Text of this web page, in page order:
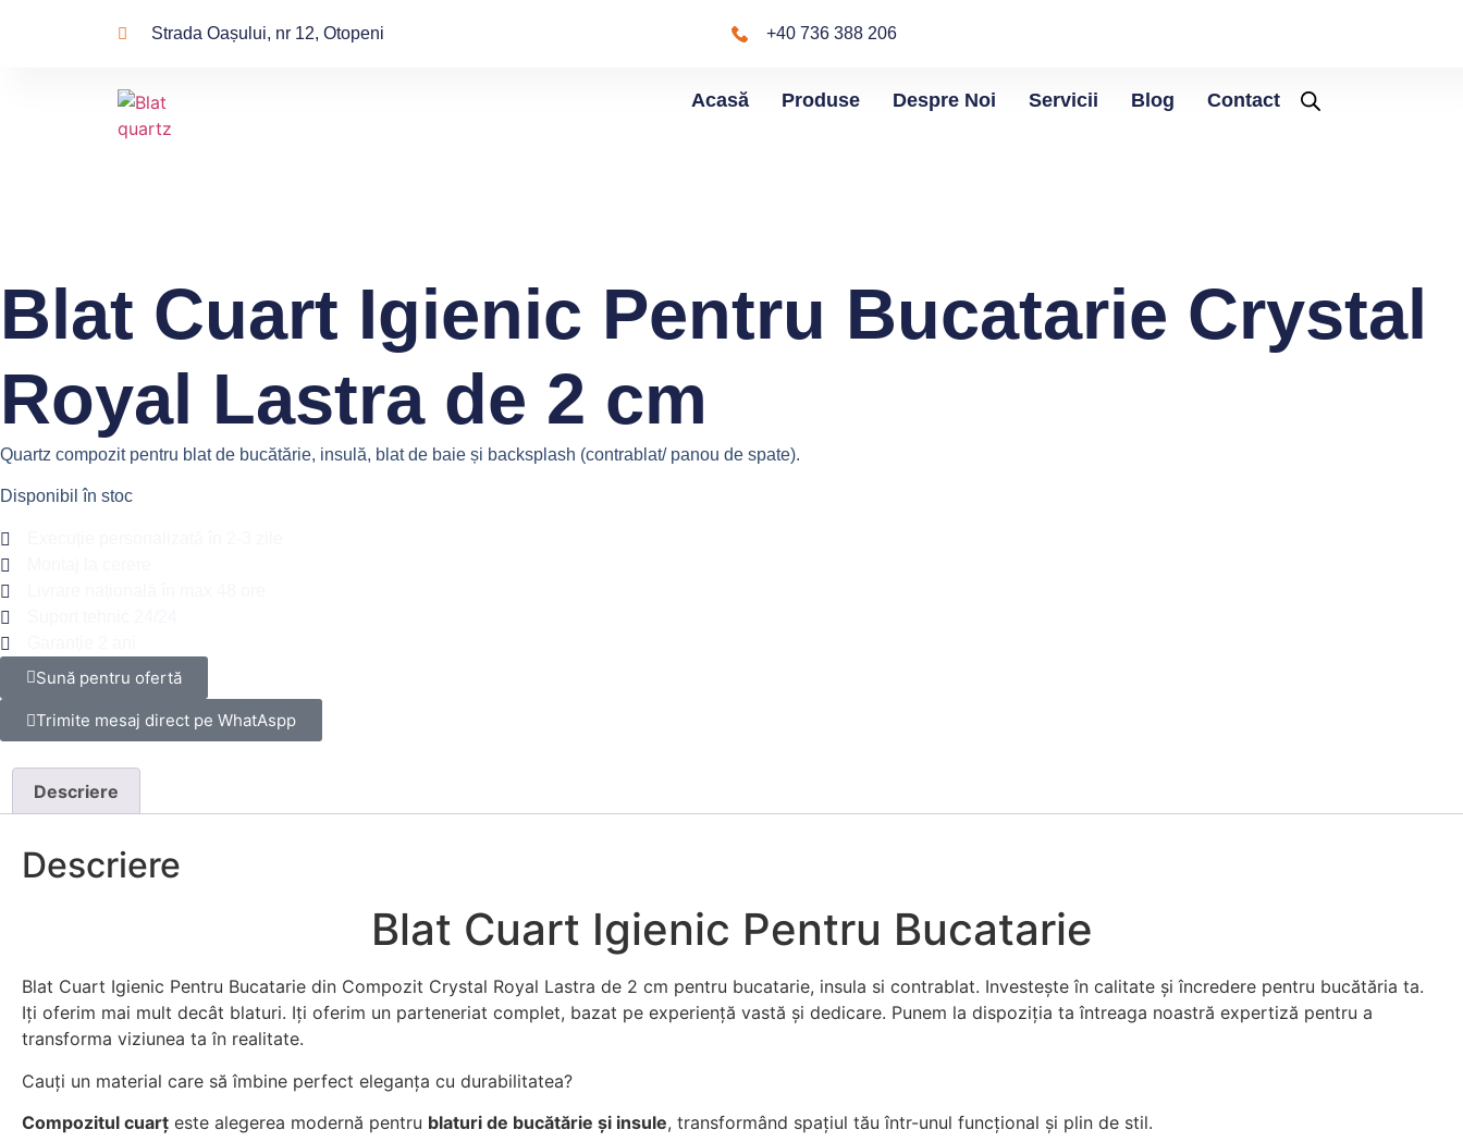
Strada Oașului, nr 12, Otopeni +40 736 388 206
Acasă Produse Despre Noi Servicii Blog Contact
Blat Cuart Igienic Pentru Bucatarie Crystal
Royal Lastra de 2 cm
Quartz compozit pentru blat de bucătărie, insulă, blat de baie și backsplash (contrablat/ panou de spate).
Disponibil în stoc
Sună pentru ofertă
Trimite mesaj direct pe WhatAspp
Descriere
Descriere
Blat Cuart Igienic Pentru Bucatarie
Blat Cuart Igienic Pentru Bucatarie din Compozit Crystal Royal Lastra de 2 cm pentru bucatarie, insula si contrablat. Investește în calitate și încredere pentru bucătăria ta.
Iți oferim mai mult decât blaturi. Iți oferim un parteneriat complet, bazat pe experiență vastă și dedicare. Punem la dispoziția ta întreaga noastră expertiză pentru a
transforma viziunea ta în realitate.
Cauți un material care să îmbine perfect eleganța cu durabilitatea?
Compozitul cuarț este alegerea modernă pentru blaturi de bucătărie și insule, transformând spațiul tău într-unul funcțional și plin de stil.